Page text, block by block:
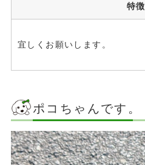
特徴
宜しくお願いします。
ポコちゃんです。